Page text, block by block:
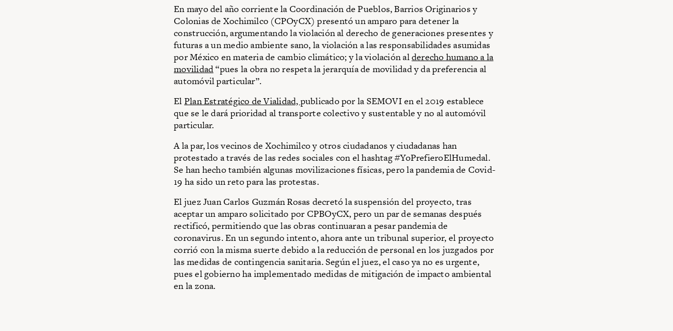
En mayo del año corriente la Coordinación de Pueblos, Barrios Originarios y
Colonias de Xochimilco (CPOyCX) presentó un amparo para detener la
construcción, argumentando la violación al derecho de generaciones presentes y
futuras a un medio ambiente sano, la violación a las responsabilidades asumidas
por México en materia de cambio climático; y la violación alderecho humano a la
movilidad“pues la obra no respeta la jerarquía de movilidad y da preferencia al
automóvil particular”.
El Plan Estratégico de Vialidad, publicado por la SEMOVI en el 2019 establece
que se le dará prioridad al transporte colectivo y sustentable y no al automóvil
particular.
A la par, los vecinos de Xochimilco y otros ciudadanos y ciudadanas han
protestado a través de las redes sociales con el hashtag #YoPrefieroElHumedal.
Se han hecho también algunas movilizaciones físicas, pero la pandemia de Covid-
19 ha sido un reto para las protestas.
El juez Juan Carlos Guzmán Rosas decretó la suspensión del proyecto, tras
aceptar un amparo solicitado por CPBOyCX, pero un par de semanas después
rectificó, permitiendo que las obras continuaran a pesar pandemia de
coronavirus. En un segundo intento, ahora ante un tribunal superior, el proyecto
corrió con la misma suerte debido a la reducción de personal en los juzgados por
las medidas de contingencia sanitaria. Según el juez, el caso ya no es urgente,
pues el gobierno ha implementado medidas de mitigación de impacto ambiental
en la zona.